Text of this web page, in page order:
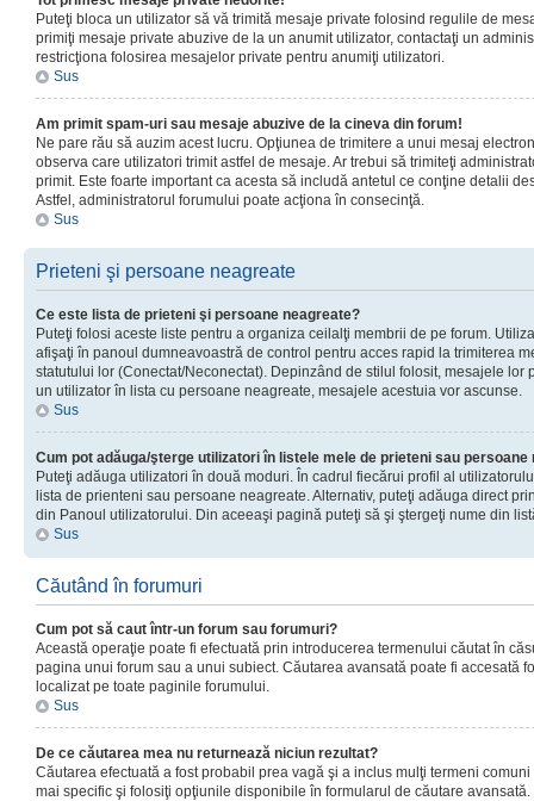
Puteţi bloca un utilizator să vă trimită mesaje private folosind regulile de
primiţi mesaje private abuzive de la un anumit utilizator, contactaţi un
restricţiona folosirea mesajelor private pentru anumiţi utilizatori.
Sus
Am primit spam-uri sau mesaje abuzive de la cineva din forum!
Ne pare rău să auzim acest lucru. Opţiunea de trimitere a unui mesaj
observa care utilizatori trimit astfel de mesaje. Ar trebui să trimiteţi
primit. Este foarte important ca acesta să includă antetul ce conţine detalii
Astfel, administratorul forumului poate acţiona în consecinţă.
Sus
Prieteni şi persoane neagreate
Ce este lista de prieteni şi persoane neagreate?
Puteţi folosi aceste liste pentru a organiza ceilalţi membrii de pe forum.
afişaţi în panoul dumneavoastră de control pentru acces rapid la trimiterea
statutului lor (Conectat/Neconectat). Depinzând de stilul folosit, mesajele lor
un utilizator în lista cu persoane neagreate, mesajele acestuia vor ascunse.
Sus
Cum pot adăuga/şterge utilizatori în listele mele de prieteni sau persoane
Puteţi adăuga utilizatori în două moduri. În cadrul fiecărui profil al
lista de prienteni sau persoane neagreate. Alternativ, puteţi adăuga direct
din Panoul utilizatorului. Din aceeaşi pagină puteţi să şi ştergeţi nume din
Sus
Căutând în forumuri
Cum pot să caut într-un forum sau forumuri?
Această operaţie poate fi efectuată prin introducerea termenului căutat în
pagina unui forum sau a unui subiect. Căutarea avansată poate fi accesată
localizat pe toate paginile forumului.
Sus
De ce căutarea mea nu returnează niciun rezultat?
Căutarea efectuată a fost probabil prea vagă şi a inclus mulţi termeni
mai specific şi folosiţi opţiunile disponibile în formularul de căutare avansată.